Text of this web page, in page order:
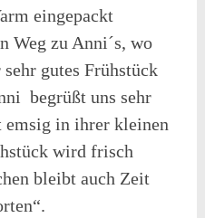
eingepackt
Weg zu Anni´s, wo
gutes Frühstück
begrüßt uns sehr
in ihrer kleinen
wird frisch
bleibt auch Zeit